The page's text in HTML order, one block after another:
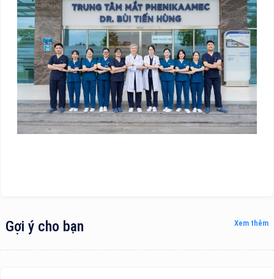
Gợi ý cho bạn Xem thêm